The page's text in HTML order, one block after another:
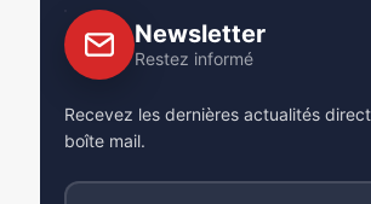
Newsletter
Restez informé
Recevez les dernières actualités
boîte mail.